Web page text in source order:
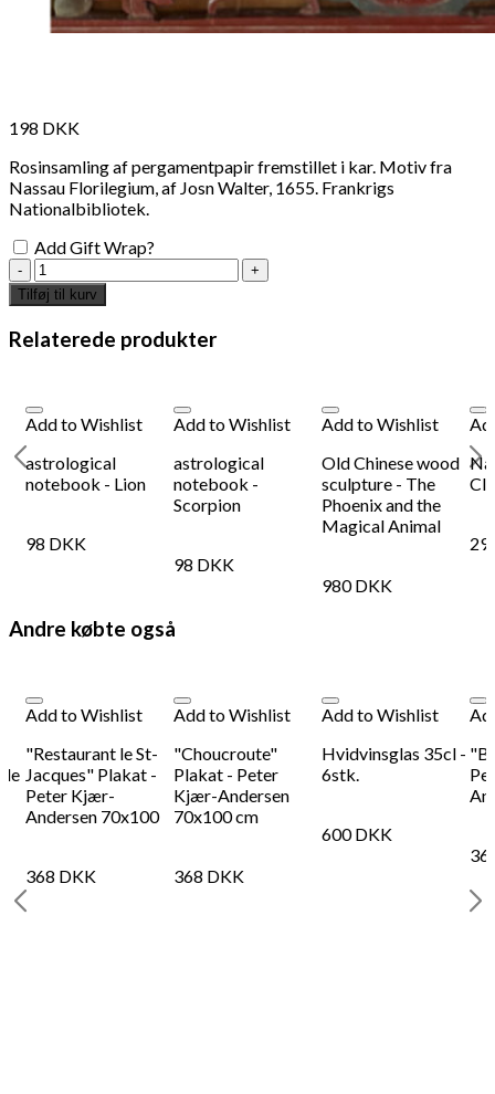
198 DKK
Rosinsamling af pergamentpapir fremstillet i kar. Motiv fra
Nassau Florilegium, af Josn Walter, 1655. Frankrigs
Nationalbibliotek.
Add Gift Wrap?
Handmade
notebook,
red/
green
raisins
20
cm
antal
Tilføj til kurv
Relaterede produkter
Add to Wishlist
astrological
notebook - Lion
98 DKK
Add to Wishlist
astrological
notebook -
Scorpion
98 DKK
Add to Wishlist
Old Chinese wood
sculpture - The
Phoenix and the
Magical Animal
980DKK
Andre købte også
Add to Wishlist
"Restaurant le St-
Jacques" Plakat -
Peter Kjær-
Andersen 70x100
368 DKK
Add to Wishlist
"Choucroute"
Plakat - Peter
Kjær-Andersen
70x100 cm
368 DKK
Add to Wishlist
Hvidvinsglas 35cl -
6stk.
600DKK